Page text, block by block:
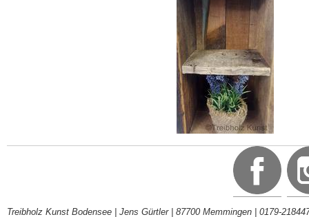
Treibholz Kunst Bodensee | Jens Gürtler | 87700 Memmingen | 0179-